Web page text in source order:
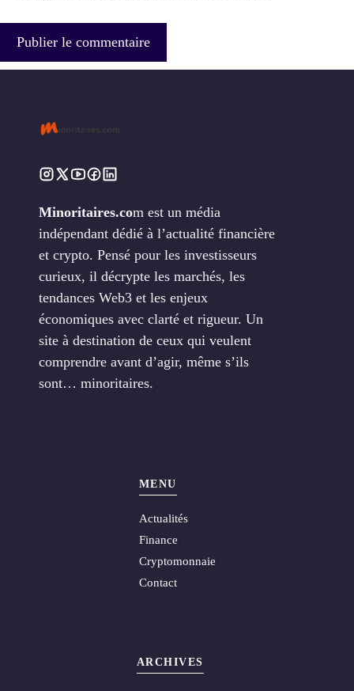
Minoritaires.com est un média
indépendant dédié à l’actualité financière
et crypto. Pensé pour les investisseurs
curieux, il décrypte les marchés, les
tendances Web3 et les enjeux
économiques avec clarté et rigueur. Un
site à destination de ceux qui veulent
comprendre avant d’agir, même s’ils
sont… minoritaires.
MENU
Actualités
Finance
Cryptomonnaie
Contact
ARCHIVES